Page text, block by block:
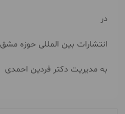
در
انتشارات بین المللی حوزه مشق
به مدیریت دکتر فردین احمدی